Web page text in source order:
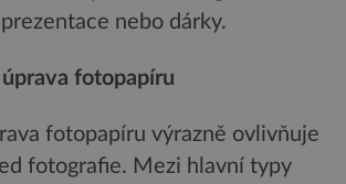
nebo dárky.
fotopapíru
fotopapíru výrazně ovlivňuje
fotografie. Mezi hlavní typy